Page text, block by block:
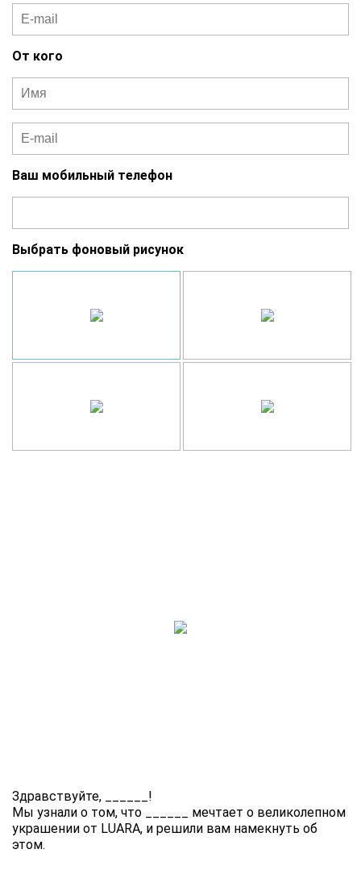
От кого
Ваш мобильный телефон
Выбрать фоновый рисунок
Здравствуйте,
!
Мы узнали о том, что
мечтает о великолепном
украшении от LUARA, и решили вам намекнуть об
этом.